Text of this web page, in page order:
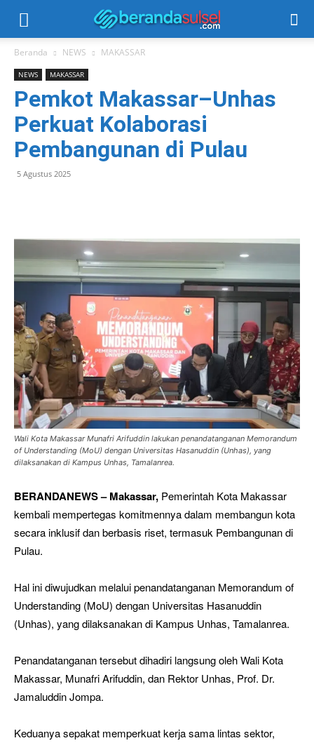
Beranda NEWS MAKASSAR
NEWS MAKASSAR
Pemkot Makassar–Unhas
Perkuat Kolaborasi
Pembangunan di Pulau
5 Agustus 2025
Wali Kota Makassar Munafri Arifuddin lakukan penandatanganan Memorandum
of Understanding (MoU) dengan Universitas Hasanuddin (Unhas), yang
dilaksanakan di Kampus Unhas, Tamalanrea.
BERANDANEWS – Makassar, Pemerintah Kota Makassar
kembali mempertegas komitmennya dalam membangun kota
secara inklusif dan berbasis riset, termasuk Pembangunan di
Pulau.
Hal ini diwujudkan melalui penandatanganan Memorandum of
Understanding (MoU) dengan Universitas Hasanuddin
(Unhas), yang dilaksanakan di Kampus Unhas, Tamalanrea.
Penandatanganan tersebut dihadiri langsung oleh Wali Kota
Makassar, Munafri Arifuddin, dan Rektor Unhas, Prof. Dr.
Jamaluddin Jompa.
Keduanya sepakat memperkuat kerja sama lintas sektor,